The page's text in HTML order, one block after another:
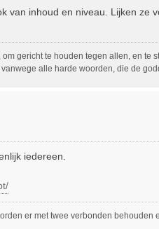
van inhoud en niveau. Lijken ze
gericht te houden tegen allen, en te
alle harde woorden, die de
iedereen.
er met twee verbonden behouden